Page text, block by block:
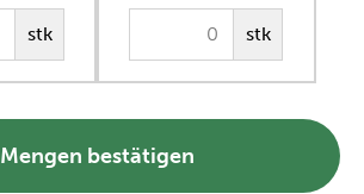
stk stk
Mengen bestätigen